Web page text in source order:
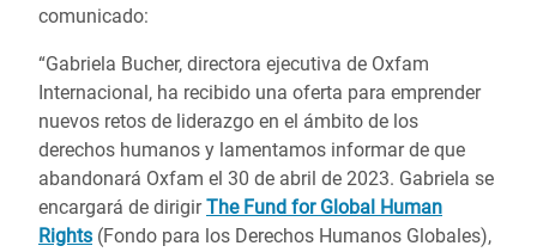
comunicado:
“Gabriela Bucher, directora ejecutiva de Oxfam
Internacional, ha recibido una oferta para emprender
nuevos retos de liderazgo en el ámbito de los
derechos humanos y lamentamos informar de que
abandonará Oxfam el 30 de abril de 2023. Gabriela se
encargará de dirigirThe Fund for Global Human
Rights (Fondo para los Derechos Humanos Globales),